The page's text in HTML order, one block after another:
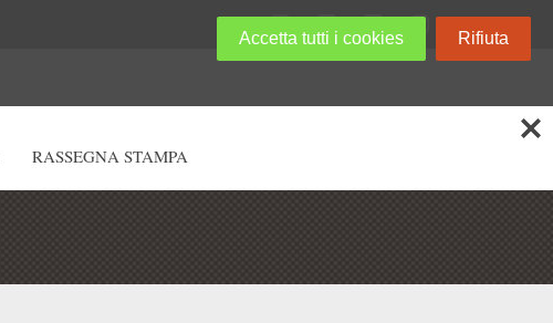
RASSEGNA STAMPA
Accetta tutti i cookies Rifiuta